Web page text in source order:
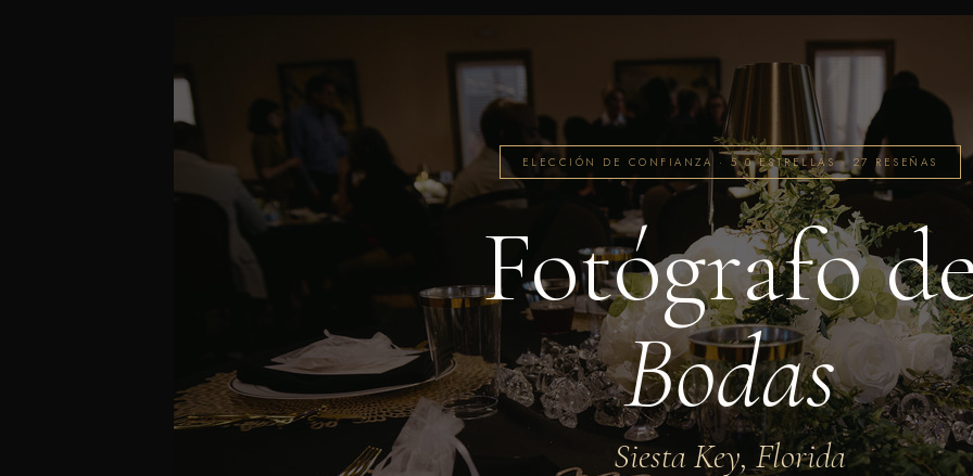
ELECCIÓN DE CONFIANZA · 5.0 ESTRELLAS · 27 RESEÑAS
Fotógrafo
Bodas
Siesta Key, Florida